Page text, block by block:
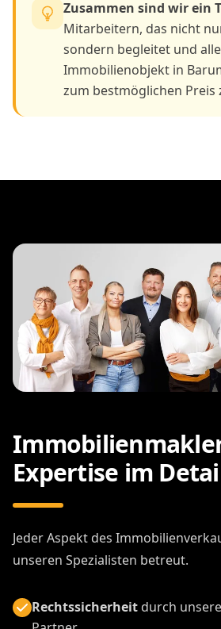
Zusammen sind wir ein
Mitarbeitern, das nicht
sondern begleitet und
Immobilienobjekt in
zum bestmöglichen Preis
Expertise im
Jeder Aspekt des
unseren Spezialisten betreut.
Rechtssicherheitdurch